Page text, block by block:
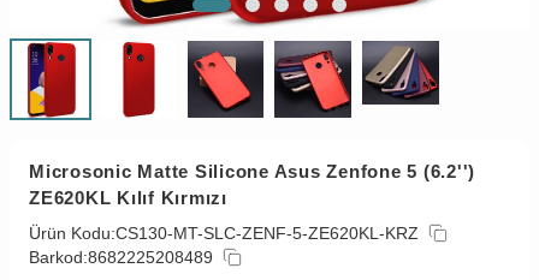
Microsonic Matte Silicone Asus Zenfone 5 (6.2'')
ZE620KL Kılıf Kırmızı
Ürün Kodu:CS130-MT-SLC-ZENF-5-ZE620KL-KRZ
Barkod:8682225208489